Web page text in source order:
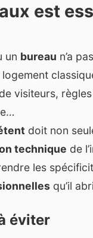
est
un bureau n’a
logement
visiteurs, règles
doit non
technique de
les
qu’il
éviter